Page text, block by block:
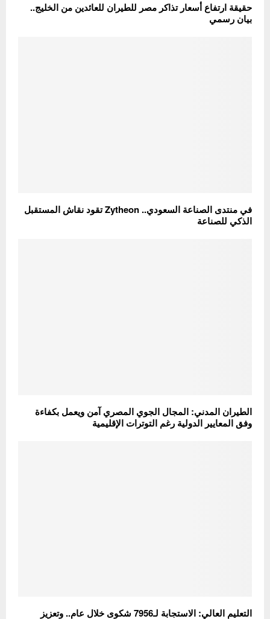
حقيقة ارتفاع أسعار تذاكر مصر للطيران للعائدين من الخليج..
بيان رسمي
في منتدى الصناعة السعودي.. Zytheon تقود نقاش المستقبل
الذكي للصناعة
الطيران المدني: المجال الجوي المصري آمن ويعمل بكفاءة
وفق المعايير الدولية رغم التوترات الإقليمية
التعليم العالي: الاستجابة لـ7956 شكوى خلال عام.. وتعزيز